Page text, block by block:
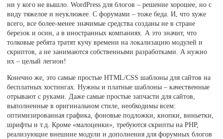
ни у кого не вышло. WordPress для блогов – решение хорошее, но с
виду тяжелое и неуклюжее. С форумами – тоже беда. И, что хуже
всего, все более-менее значимые средства созданы не в стране
березок и осин, а в иностранных компаниях. А это значит, что
толковые ребята тратят кучу времени на локализацию модулей и
скриптов, а не занимаются собственными разработками. А нужно
их – целый легион!
Конечно же, это самые простые HTML/CSS шаблоны для сайтов на
бесплатных хостингах. Нужны и платные шаблоны – качественные
отрывают с руками. Даже самые простые запчасти для сайтов,
выполненные в оригинальном стиле, необходимы всем:
оптимизированная графика, фоновые подложки, кнопки, виньетки,
шрифты и т.д. Кроме «малоценки», требуются скрипты на PHP,
реализующие внешние модули и дополнения для форумных блогов